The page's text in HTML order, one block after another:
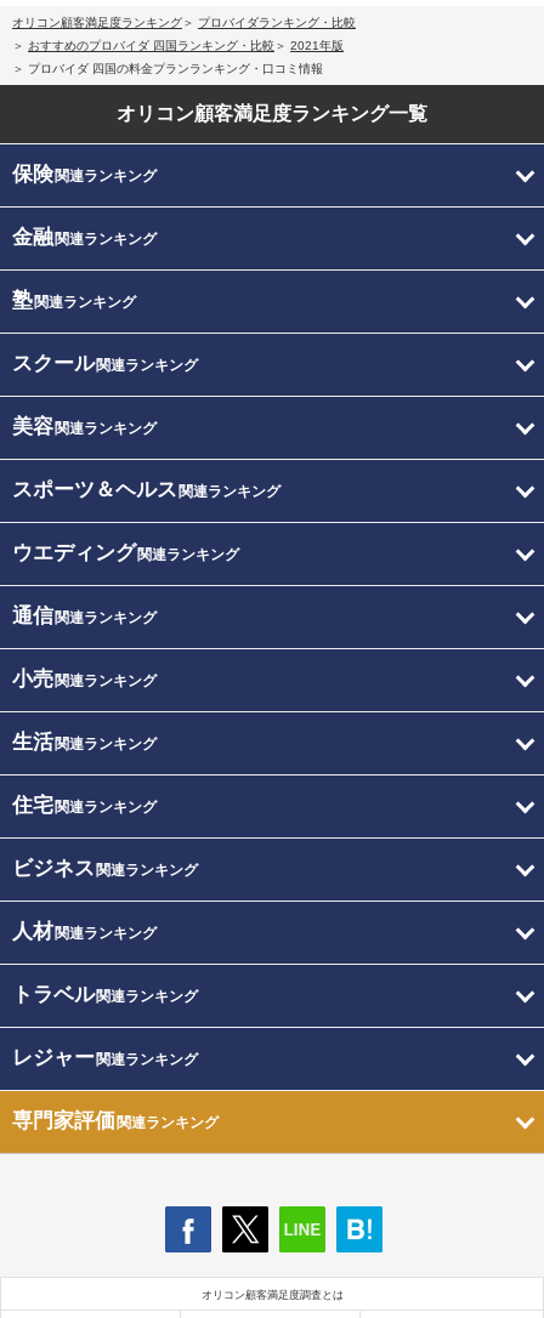
オリコン顧客満足度ランキング
プロバイダランキング・比較
おすすめのプロバイダ 四国ランキング・比較
2021年版
プロバイダ 四国の料金プランランキング・口コミ情報
オリコン顧客満足度ランキング一覧
保険関連ランキング
金融関連ランキング
塾関連ランキング
スクール関連ランキング
美容関連ランキング
スポーツ＆ヘルス 関連ランキング
ウエディング関連ランキング
通信関連ランキング
小売関連ランキング
生活関連ランキング
住宅関連ランキング
ビジネス 関連ランキング
人材関連ランキング
トラベル関連ランキング
レジャー関連ランキング
専門家評価関連ランキング
オリコン顧客満足度調査とは